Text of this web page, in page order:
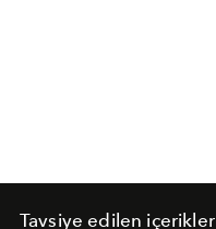
Tavsiye edilen içerikler